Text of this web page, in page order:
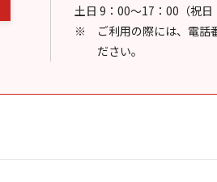
土日 9：00～17：00（祝日
ご利用の際には、電話
ださい。